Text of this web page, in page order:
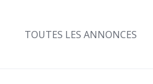
TOUTES LES ANNONCES